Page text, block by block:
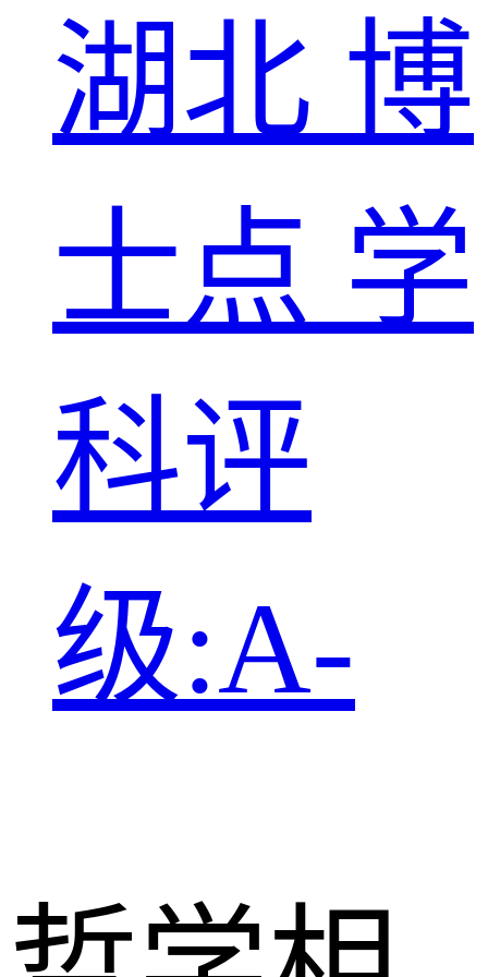
湖北 博
士点 学
科评
级:A-